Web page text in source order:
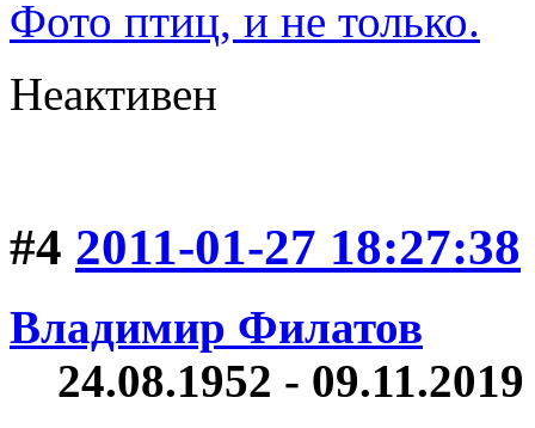
Фото птиц, и не только.
Неактивен
#4 2011-01-27 18:27:38
Владимир Филатов
24.08.1952 -